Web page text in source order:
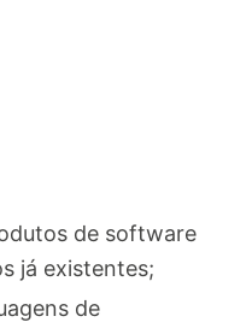
de software
já existentes;
de